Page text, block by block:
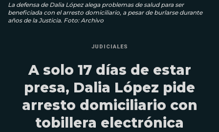
La defensa de Dalia López alega problemas de salud para ser
beneficiada con el arresto domiciliario, a pesar de burlarse durante
años de la Justicia. Foto: Archivo
JUDICIALES
A solo 17 días de estar
presa, Dalia López pide
arresto domiciliario con
tobillera electrónica